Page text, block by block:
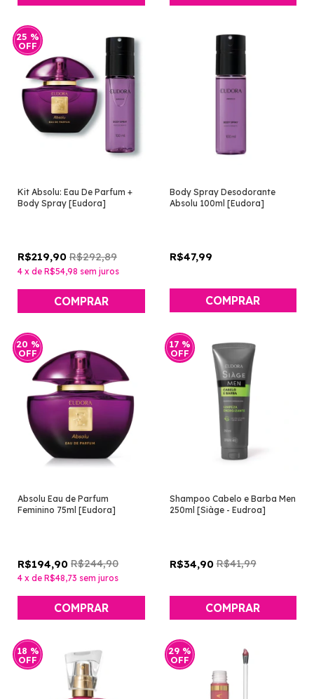
25 %
OFF
Kit Absolu: Eau De Parfum +
Body Spray [Eudora]
R$219,90 R$292,89
4 x de R$54,98 sem juros
Body Spray Desodorante
Absolu 100ml [Eudora]
R$47,99
20 %
OFF
Absolu Eau de Parfum
Feminino 75ml [Eudora]
R$194,90 R$244,90
4 x de R$48,73 sem juros
17 %
OFF
Shampoo Cabelo e Barba Men
250ml [Siàge - Eudroa]
R$34,90 R$41,99
18 %
OFF
29 %
OFF